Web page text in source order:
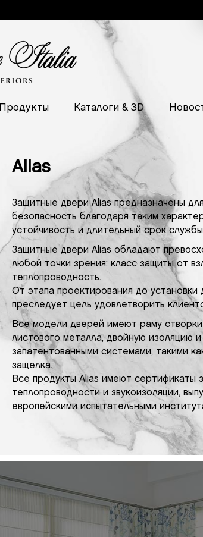
Продукты Каталоги & 3D
Alias
Защитные двери Alias предназначены
безопасность благодаря таким
устойчивость и длительный срок
Защитные двери Alias обладают
любой точки зрения: класс защиты от
теплопроводность.
От этапа проектирования до установки
преследует цель удовлетворить
Все модели дверей имеют раму створки
листового металла, двойную изоляцию
запатентованными системами, такими
защелка.
Все продукты Alias имеют сертификаты
теплопроводности и звукоизоляции,
европейскими испытательными